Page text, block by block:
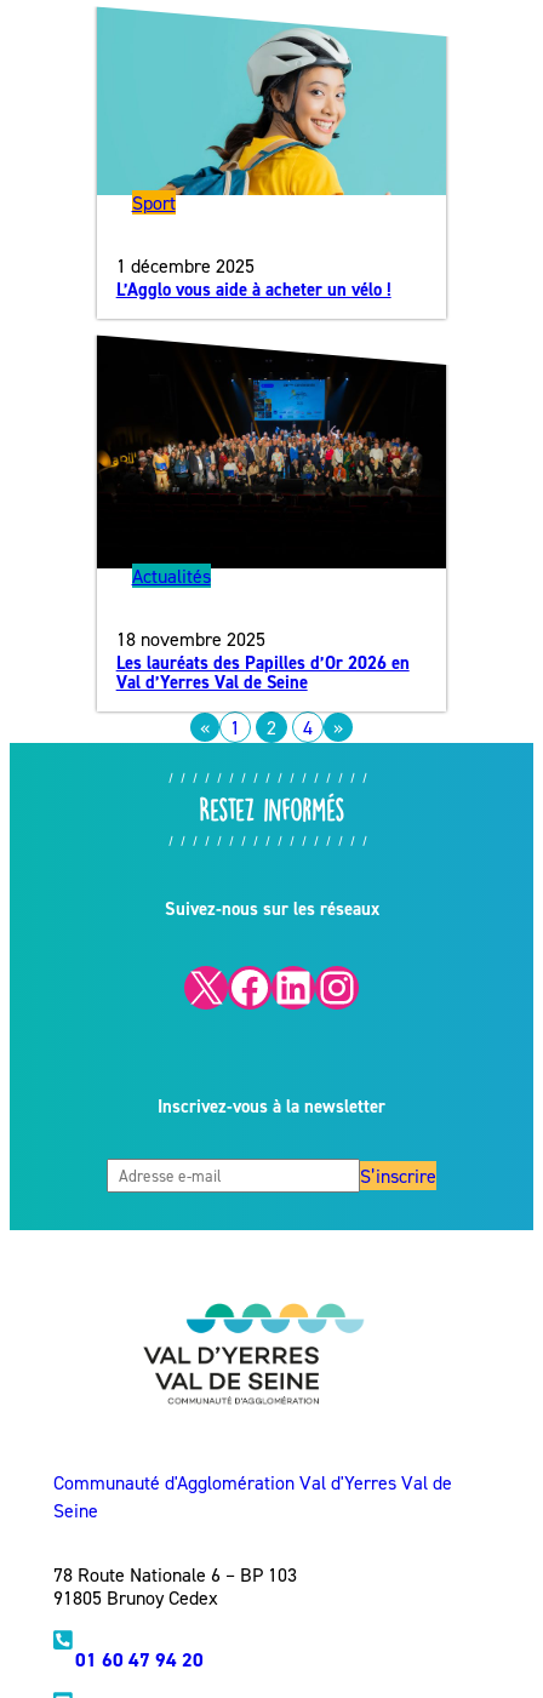
Sport
1 décembre 2025
L’Agglo vous aide à acheter un vélo !
Actualités
18 novembre 2025
Les lauréats des Papilles d’Or 2026 en
Val d’Yerres Val de Seine
« 1 2 4 »
Restez informés
Suivez-nous sur les réseaux
X Facebook LinkedIn Instagram
Inscrivez-vous à la newsletter
S’inscrire
Communauté d'Agglomération Val d'Yerres Val de
Seine
78 Route Nationale 6 – BP 103
91805 Brunoy Cedex
01 60 47 94 20